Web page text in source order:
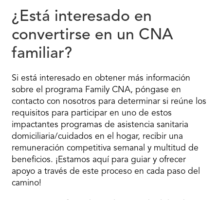
¿Está interesado en
convertirse en un CNA
familiar?
Si está interesado en obtener más información
sobre el programa Family CNA, póngase en
contacto con nosotros para determinar si reúne los
requisitos para participar en uno de estos
impactantes programas de asistencia sanitaria
domiciliaria/cuidados en el hogar, recibir una
remuneración competitiva semanal y multitud de
beneficios. ¡Estamos aquí para guiar y ofrecer
apoyo a través de este proceso en cada paso del
camino!